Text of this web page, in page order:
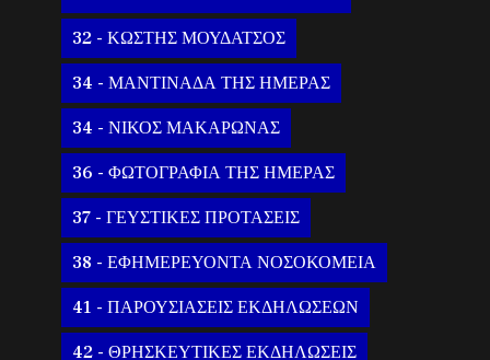
32 - ΚΩΣΤΗΣ ΜΟΥΔΑΤΣΟΣ
34 - ΜΑΝΤΙΝΑΔΑ ΤΗΣ ΗΜΕΡΑΣ
34 - ΝΙΚΟΣ ΜΑΚΑΡΩΝΑΣ
36 - ΦΩΤΟΓΡΑΦΙΑ ΤΗΣ ΗΜΕΡΑΣ
37 - ΓΕΥΣΤΙΚΕΣ ΠΡΟΤΑΣΕΙΣ
38 - ΕΦΗΜΕΡΕΥΟΝΤΑ ΝΟΣΟΚΟΜΕΙΑ
41 - ΠΑΡΟΥΣΙΑΣΕΙΣ ΕΚΔΗΛΩΣΕΩΝ
42 - ΘΡΗΣΚΕΥΤΙΚΕΣ ΕΚΔΗΛΩΣΕΙΣ